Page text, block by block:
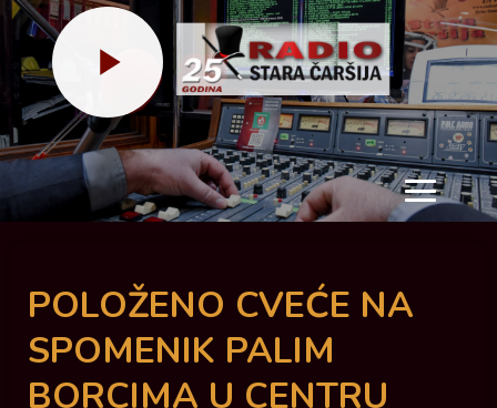
Meni
POLOŽENO CVEĆE NA
SPOMENIK PALIM
BORCIMA U CENTRU